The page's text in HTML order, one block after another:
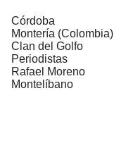
Córdoba
Montería (Colombia)
Clan del Golfo
Periodistas
Rafael Moreno
Montelíbano